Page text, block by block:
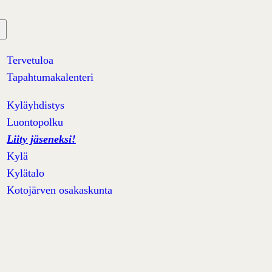
Tervetuloa
Tapahtumakalenteri
Kyläyhdistys
Luontopolku
Liity jäseneksi!
Kylä
Kylätalo
Kotojärven osakaskunta